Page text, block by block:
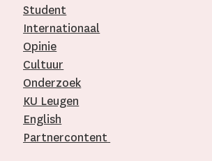
Student
Internationaal­
Opinie
Cultuur
Onderzoek
KU Leugen
English
Partnercontent